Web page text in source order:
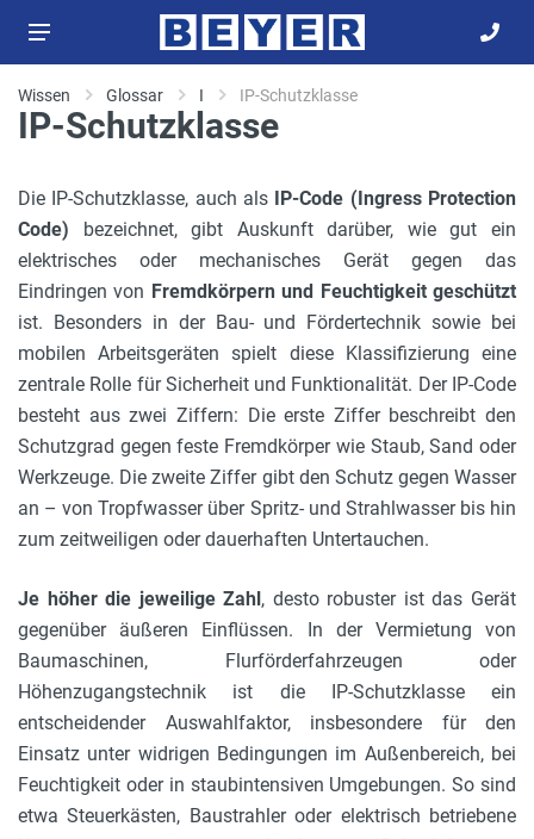
Wissen Glossar I IP-Schutzklasse
IP-Schutzklasse
Die IP-Schutzklasse, auch als IP-Code (Ingress Protection
Code) bezeichnet, gibt Auskunft darüber, wie gut ein
elektrisches oder mechanisches Gerät gegen das
Eindringen von Fremdkörpern und Feuchtigkeit geschützt
ist. Besonders in der Bau- und Fördertechnik sowie bei
mobilen Arbeitsgeräten spielt diese Klassifizierung eine
zentrale Rolle für Sicherheit und Funktionalität. Der IP-Code
besteht aus zwei Ziffern: Die erste Ziffer beschreibt den
Schutzgrad gegen feste Fremdkörper wie Staub, Sand oder
Werkzeuge. Die zweite Ziffer gibt den Schutz gegen Wasser
an – von Tropfwasser über Spritz- und Strahlwasser bis hin
zum zeitweiligen oder dauerhaften Untertauchen.
Je höher die jeweilige Zahl, desto robuster ist das Gerät
gegenüber äußeren Einflüssen. In der Vermietung von
Baumaschinen, Flurförderfahrzeugen oder
Höhenzugangstechnik ist die IP-Schutzklasse ein
entscheidender Auswahlfaktor, insbesondere für den
Einsatz unter widrigen Bedingungen im Außenbereich, bei
Feuchtigkeit oder in staubintensiven Umgebungen. So sind
etwa Steuerkästen, Baustrahler oder elektrisch betriebene